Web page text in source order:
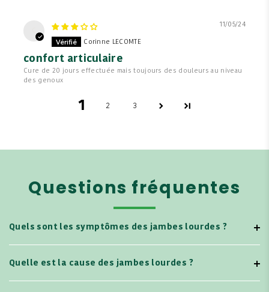
11/05/24
Corinne LECOMTE
confort articulaire
Cure de 20 jours effectuée mais toujours des douleurs au niveau
des genoux
1 2 3
Questions fréquentes
Quels sont les symptômes des jambes lourdes ?
Quelle est la cause des jambes lourdes ?